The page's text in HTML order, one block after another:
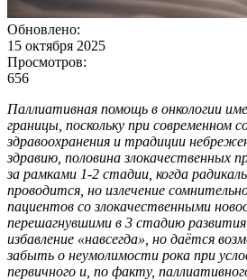
Обновлено:
15 октября 2025
Просмотров:
656
Паллиативная помощь в онкологии
границы, поскольку при современном
здравоохранения и традиции
здравию, половина злокачественных
за рамками 1-2 стадии, когда
проводится, но излечение
пациентов со злокачественными
перешагнувшими в 3 стадию
избавление «навсегда», но даётся
забыть о неумолимости рока при
первичного и, по факту,